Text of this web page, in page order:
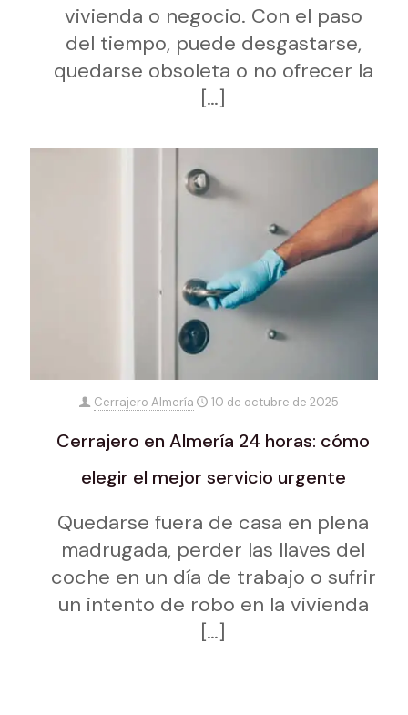
vivienda o negocio. Con el paso
del tiempo, puede desgastarse,
quedarse obsoleta o no ofrecer la
[…]
Cerrajero Almería 10 de octubre de 2025
Cerrajero en Almería 24 horas: cómo
elegir el mejor servicio urgente
Quedarse fuera de casa en plena
madrugada, perder las llaves del
coche en un día de trabajo o sufrir
un intento de robo en la vivienda
[…]